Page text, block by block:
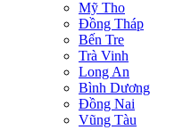
Mỹ Tho
Đồng Tháp
Bến Tre
Trà Vinh
Long An
Bình Dương
Đồng Nai
Vũng Tàu